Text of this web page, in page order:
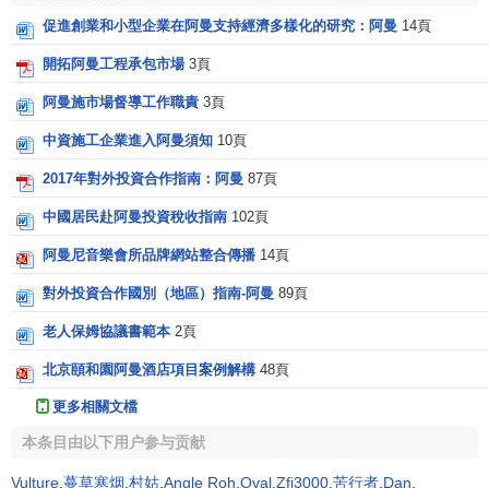
定質量標準、按標準評價符合性、不符合標準時採取的行動
和策劃標準的改進等等。
費根堡姆在他的著作中強調當今全面的
和企業中是最有力的工具。要讓質量計劃發揮作用，組織管
織發展
作出應有的貢獻。
至理名言：質量並非意味著最佳，而是客戶使用和售價
的最佳。
促進創業和小型企業在阿曼支持經濟多樣化的研究：阿曼 14頁
開拓阿曼工程承包市場 3頁
阿曼施市場督導工作職責 3頁
中資施工企業進入阿曼須知 10頁
2017年對外投資合作指南：阿曼 87頁
中國居民赴阿曼投資稅收指南 102頁
阿曼尼音樂會所品牌網站整合傳播 14頁
對外投資合作國別（地區）指南-阿曼 89頁
老人保姆協議書範本 2頁
北京頤和園阿曼酒店項目案例解構 48頁
更多相關文檔
本条目由以下用户参与贡献
Vulture 蔓草寒烟 村姑 Angle Roh Oval Zfj3000 苦行者 Dan